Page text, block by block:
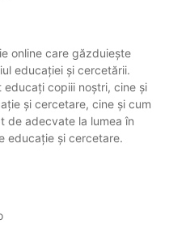
online care găzduiește
educației și cercetării.
educați copiii noștri, cine și
și cercetare, cine și cum
de adecvate la lumea în
educație și cercetare.